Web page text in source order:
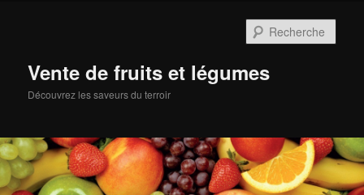
Vente de fruits et légumes
Découvrez les saveurs du terroir